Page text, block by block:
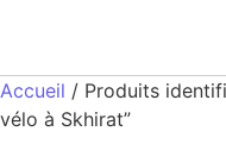
Accueil / Produits
vélo à Skhirat”